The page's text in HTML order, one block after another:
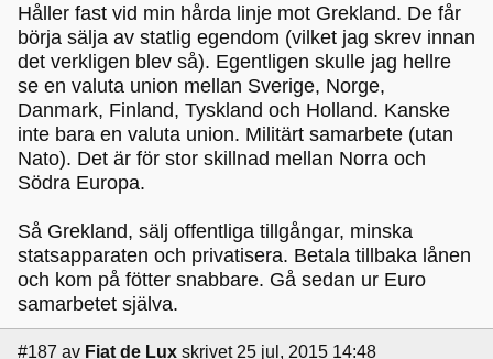
Håller fast vid min hårda linje mot Grekland. De får
börja sälja av statlig egendom (vilket jag skrev innan
det verkligen blev så). Egentligen skulle jag hellre
se en valuta union mellan Sverige, Norge,
Danmark, Finland, Tyskland och Holland. Kanske
inte bara en valuta union. Militärt samarbete (utan
Nato). Det är för stor skillnad mellan Norra och
Södra Europa.
Så Grekland, sälj offentliga tillgångar, minska
statsapparaten och privatisera. Betala tillbaka lånen
och kom på fötter snabbare. Gå sedan ur Euro
samarbetet själva.
#187 av Fiat de Lux skrivet 25 jul, 2015 14:48